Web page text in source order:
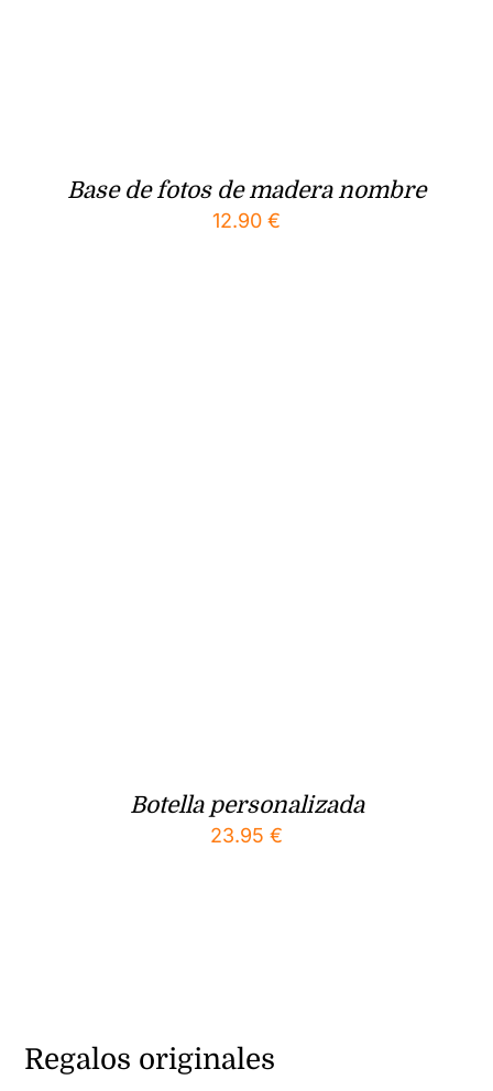
Base de fotos de madera nombre
12.90 €
Botella personalizada
23.95 €
Regalos originales